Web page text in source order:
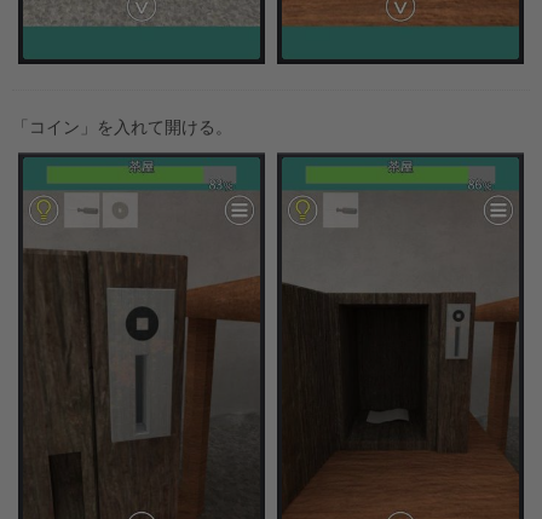
「コイン」を入れて開ける。